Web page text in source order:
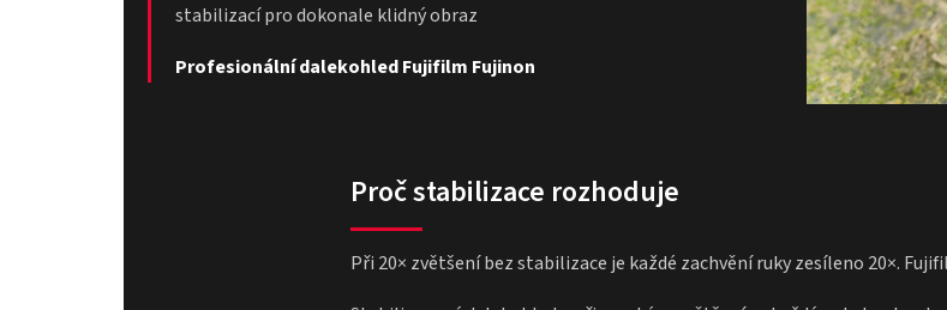
stabilizací pro dokonale klidný obraz
Profesionální dalekohled Fujifilm Fujinon
Proč stabilizace rozhoduje
Při 20× zvětšení bez stabilizace je každé zachvění ruky zesíleno 20×.